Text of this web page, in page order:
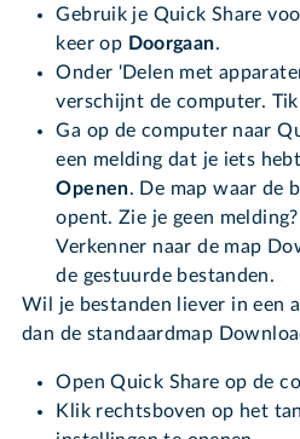
Gebruik je Quick Share
keer op Doorgaan.
Onder 'Delen met
verschijnt de computer. Tik
Ga op de computer naar
een melding dat je iets
Openen. De map waar de
opent. Zie je geen
Verkenner naar de map
de gestuurde bestanden.
Wil je bestanden liever in een
dan de standaardmap
Open Quick Share op de
Klik rechtsboven op het